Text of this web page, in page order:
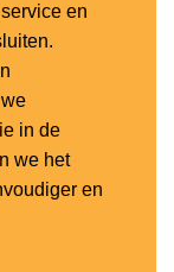
en
in de
we het
en